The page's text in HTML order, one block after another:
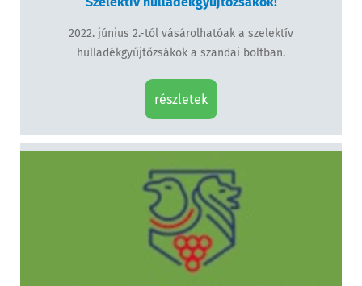
2022. június 2.-tól vásárolhatóak a szelektív
hulladékgyűjtőzsákok a szandai boltban.
részletek